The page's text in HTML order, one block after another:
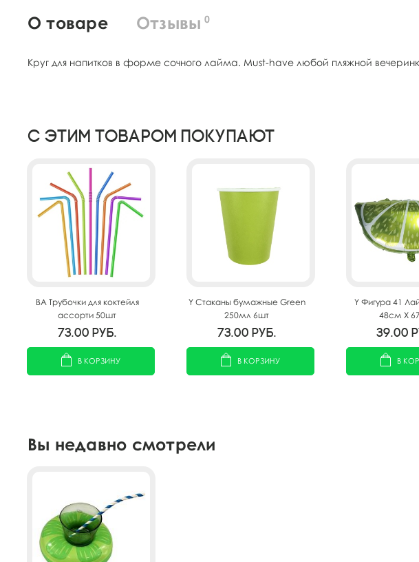
О товаре Отзывы 0
Круг для напитков в форме сочного лайма. Must-have любой пляжной
С этим товаром покупают
BA Трубочки для коктейля
ассорти 50шт
73.00 руб.
В КОРЗИНУ
Y Стаканы бумажные Green
250мл 6шт
73.00 руб.
В КОРЗИНУ
Y Фигура 41
48см Х
39.00
В
Вы недавно смотрели